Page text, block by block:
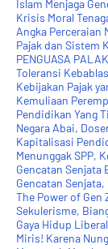
Islam Menjaga
Krisis Moral
Angka Perceraian
Pajak dan Sistem
PENGUASA
Toleransi
Kebijakan Pajak
Kemuliaan
Pendidikan Yang
Negara Abai,
Kapitalisasi
Menunggak SPP,
Gencatan Senjata
Gencatan
The Power of Gen
Sekulerisme,
Gaya Hidup
Miris! Karena